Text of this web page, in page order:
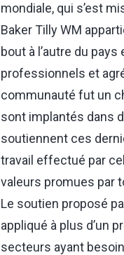
mondiale, qui s’est
Baker Tilly WM
bout à l’autre du
professionnels et
communauté fut un
sont implantés dans
soutiennent ces
travail effectué par
valeurs promues par
Le soutien proposé
appliqué à plus d’un
secteurs ayant